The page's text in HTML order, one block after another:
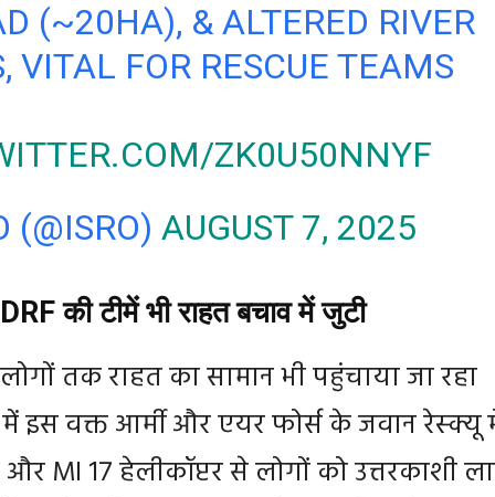
(~20HA), & ALTERED RIVER
VITAL FOR RESCUE TEAMS
ZK0U50NNYF
(@ISRO)AUGUST 7, 2025
की टीमें भी राहत बचाव में जुटी
तक राहत का सामान भी पहुंचाया जा रहा
में इस वक्त आर्मी और एयर फोर्स के जवान रेस्क्यू
MI 17 हेलीकॉप्टर से लोगों को उत्तरकाशी